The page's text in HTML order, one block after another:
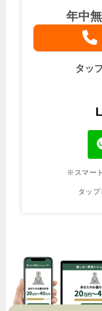
年中
タッ
※スマー
タップ